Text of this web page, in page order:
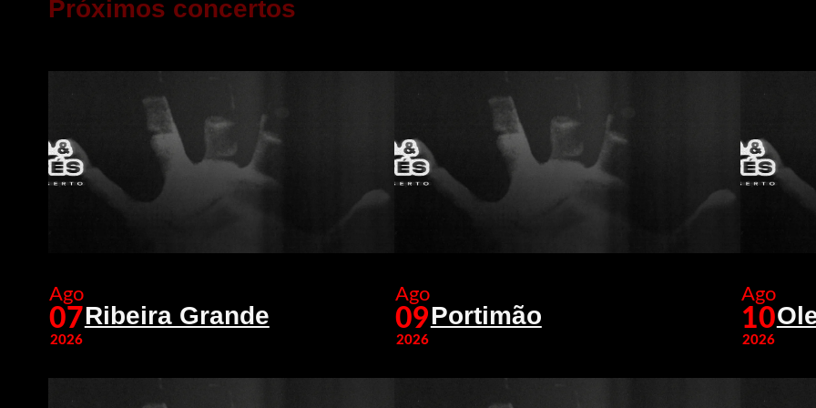
Próximos concertos
Ago
07
2026
Ribeira Grande
Ago
09
2026
Portimão
Ago
10
2026